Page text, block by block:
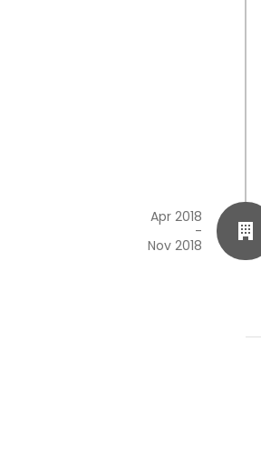
Apr 2018
-
Nov 2018